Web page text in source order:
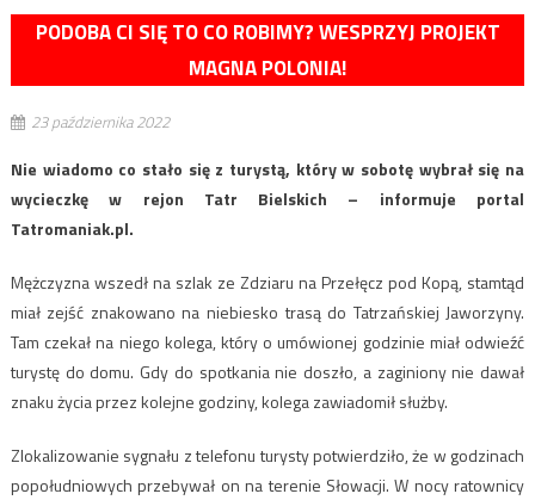
PODOBA CI SIĘ TO CO ROBIMY? WESPRZYJ PROJEKT
MAGNA POLONIA!
23 października 2022
Nie wiadomo co stało się z turystą, który w sobotę wybrał się na
wycieczkę w rejon Tatr Bielskich – informuje portal
Tatromaniak.pl.
Mężczyzna wszedł na szlak ze Zdziaru na Przełęcz pod Kopą, stamtąd
miał zejść znakowano na niebiesko trasą do Tatrzańskiej Jaworzyny.
Tam czekał na niego kolega, który o umówionej godzinie miał odwieźć
turystę do domu. Gdy do spotkania nie doszło, a zaginiony nie dawał
znaku życia przez kolejne godziny, kolega zawiadomił służby.
Zlokalizowanie sygnału z telefonu turysty potwierdziło, że w godzinach
popołudniowych przebywał on na terenie Słowacji. W nocy ratownicy